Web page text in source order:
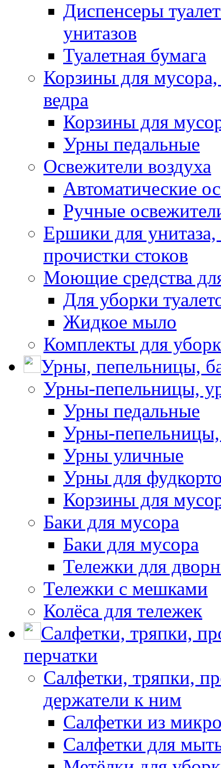
Диспенсеры
унитазов
Туалетная бумага
Корзины для
ведра
Корзины для
Урны педальные
Освежители воздуха
Автоматические
Ручные
Ершики для
прочистки стоков
Моющие средства
Для уборки
Жидкое мыло
Комплекты для
Урны, пепельницы,
Урны-пепельницы,
Урны педальные
Урны-
Урны уличные
Урны для
Корзины для
Баки для мусора
Баки для мусора
Тележки для
Тележки с мешками
Колёса для тележек
Салфетки, тряпки,
перчатки
Салфетки, тряпки,
держатели к ним
Салфетки из
Салфетки для